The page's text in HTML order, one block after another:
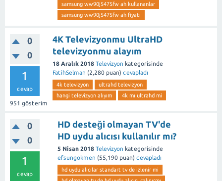
samsung ww90j5475fw ah kullananlar
samsung ww90j5475fw ah fiyatı
0
0
1
cevap
951 gösterim
4K Televizyonmu UltraHD
televizyonmu alayım
18 Aralık 2018 Televizyon kategorisinde
FatihSelman (2,280 puan) cevapladı
4k televizyon
ultrahd televizyon
hangi televizyon alıyım
4k mı ultrahd mi
0
0
1
cevap
HD desteği olmayan TV'de
HD uydu alıcısı kullanılır mı?
5 Nisan 2018 Televizyon kategorisinde
efsungokmen (55,190 puan) cevapladı
hd uydu alıcılar standart tv de izlenir mi